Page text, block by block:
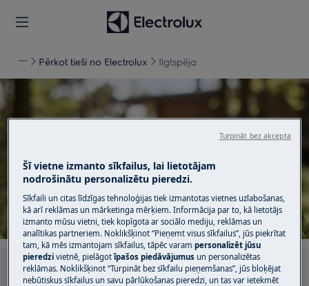
Pērkot tieši no Electrolux Ilgtspēja
Atbalsts Ilgtspēja
Meklēt mūsu atbalsta rakstos
Šī vietne izmanto sīkfailus, lai lietotājam
nodrošinātu personalizētu pieredzi.
Sīkfaili un citas līdzīgas tehnoloģijas tiek izmantotas vietnes uzlabošanas,
kā arī reklāmas un mārketinga mērķiem. Informācija par to, kā lietotājs
izmanto mūsu vietni, tiek kopīgota ar sociālo mediju, reklāmas un
analītikas partneriem. Noklikšķinot “Pieņemt visus sīkfailus”, jūs piekrītat
tam, kā mēs izmantojam sīkfailus, tāpēc varampersonalizēt jūsu
pieredzivietnē, pielāgotīpašos piedāvājumus un personalizētas
reklāmas. Noklikšķinot “Turpināt bez sīkfailu pieņemšanas”, jūs bloķējat
nebūtiskus sīkfailus un savu pārlūkošanas pieredzi, un tas var ietekmēt
Turpināt bez akcepta